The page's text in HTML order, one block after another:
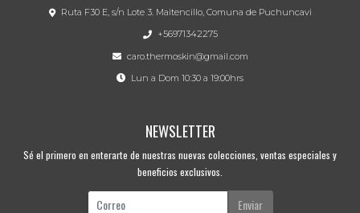
Ruta F30 E, s/n Lote 3. Maitencillo, Comuna de Puchuncavi
+56971342275
caro.thermoskin@gmail.com
Lun a Dom 10:30 a 19:00hrs
NEWSLETTER
Sé el primero en enterarte de nuestras nuevas colecciones, ventas especiales y
beneficios exclusivos.
Enviar